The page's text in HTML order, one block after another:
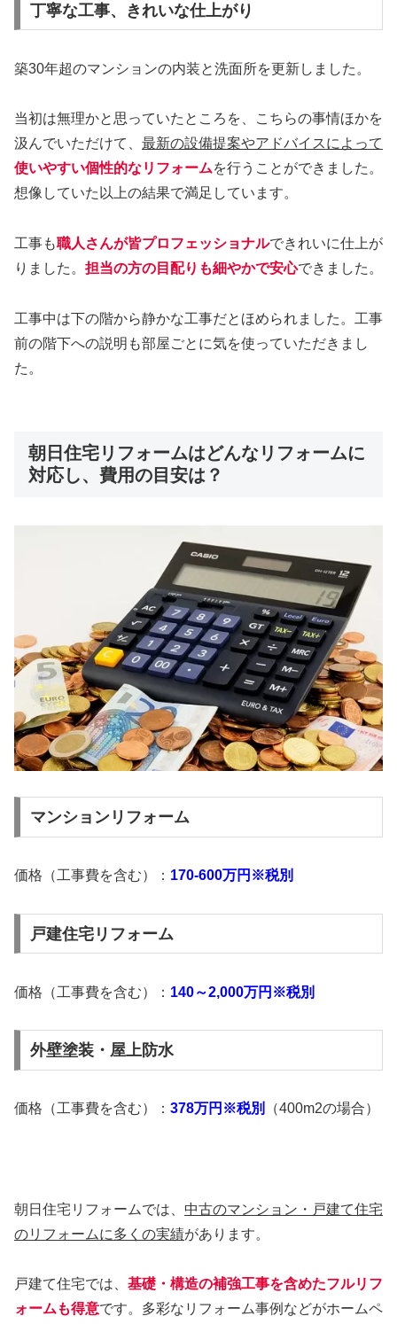
丁寧な工事、きれいな仕上がり
築30年超のマンションの内装と洗面所を更新しました。
当初は無理かと思っていたところを、こちらの事情ほかを
汲んでいただけて、 最新の設備提案やアドバイスによって
使いやすい個性的なリフォームを行うことができました。
想像していた以上の結果で満足しています。
工事も職人さんが皆プロフェッショナルできれいに仕上が
りました。 担当の方の目配りも細やかで安心できました。
工事中は下の階から静かな工事だとほめられました。工事
前の階下への説明も部屋ごとに気を使っていただきまし
た。
朝日住宅リフォームはどんなリフォームに
対応し、費用の目安は？
マンションリフォーム
価格（工事費を含む）： 170-600万円※税別
戸建住宅リフォーム
価格（工事費を含む）： 140～2,000万円※税別
外壁塗装・屋上防水
価格（工事費を含む）： 378万円※税別 （400m2の場合）
朝日住宅リフォームでは、 中古のマンション・戸建て住宅
のリフォームに多くの実績があります。
戸建て住宅では、 基礎・構造の補強工事を含めたフルリフ
ォームも得意です。多彩なリフォーム事例などがホームペ